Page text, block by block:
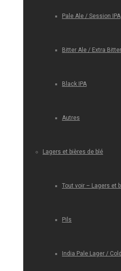
Pale Ale / Session IPA
Bitter Ale / Extra Bitter
Black IPA
Autres
Lagers et bières de blé
Tout voir – Lagers et
Pils
India Pale Lager /